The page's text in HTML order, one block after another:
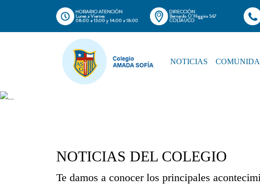
NOTICIAS
NOTICIAS DEL COLEGIO
Te damos a conocer los principales